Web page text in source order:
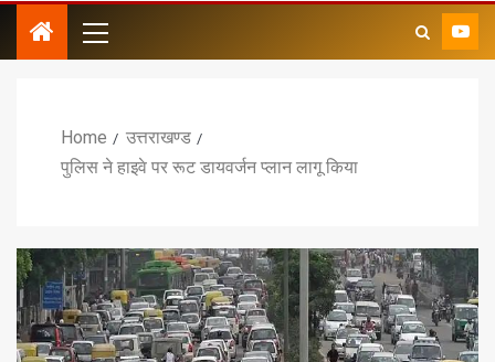
Home
उत्तराखण्ड
पुलिस ने हाइवे पर रूट डायवर्जन प्लान लागू किया